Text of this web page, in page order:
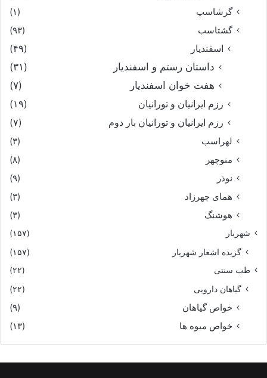
گرشاسپ
(۱)
گشتاسب
(۹۳)
اسفندیار
(۴۹)
داستان رستم و اسفندیار
(۳۱)
هفت خوان اسفندیار
(۷)
رزم ایرانیان و تورانیان
(۱۹)
رزم ایرانیان و تورانیان بار دوم
(۷)
لهراسب
(۳)
منوچهر
(۸)
نوذر
(۹)
هماى چهرزاد
(۳)
هوشنگ
(۳)
شهریار (۱۵۷)
گزیده اشعار شهریار (۱۵۷)
طب سنتی (۲۲)
گیاهان دارویی (۲۲)
خواص گیاهان
(۹)
خواص میوه ها
(۱۳)